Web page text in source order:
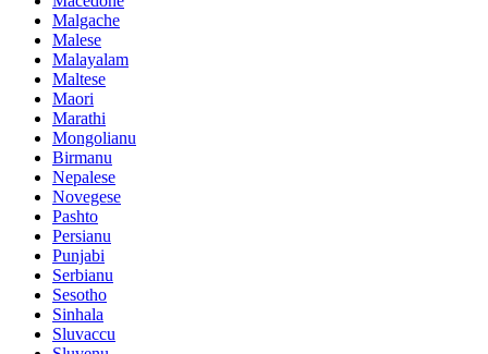
Malgache
Malese
Malayalam
Maltese
Maori
Marathi
Mongolianu
Birmanu
Nepalese
Novegese
Pashto
Persianu
Punjabi
Serbianu
Sesotho
Sinhala
Sluvaccu